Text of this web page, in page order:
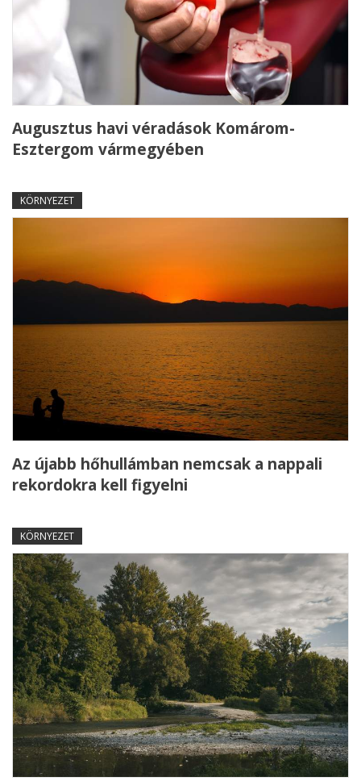
Augusztus havi véradások Komárom-
Esztergom vármegyében
KÖRNYEZET
Az újabb hőhullámban nemcsak a nappali
rekordokra kell figyelni
KÖRNYEZET